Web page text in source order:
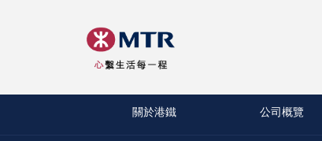
關於港鐵 公司概覽